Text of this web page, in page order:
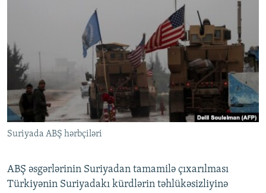
FOTOQALEREYA
İNFOQRAFIKA
KARIKATURA
OXU ZALI
AZƏRBAYCAN ƏDƏBIYYATI KITABXANASI
İSLAM VƏ DEMOKRATIYA
İZ - MƏDƏNIYYƏT PROQRAMI
HAQQIMIZDA
MISSIYAMIZ
PEŞƏ ETIKASI VƏ JURNALISTIKA STANDARTLARIMIZ
MATERIALLARIMIZDAN ISTIFADƏ
AZADLIQRADIOSU MOBIL TELEFONUNUZDA
XƏBƏR BÜLLETENLƏRIMIZ
BIZI IZLƏ
RFE/RL-in bütün saytları
Suriyada ABŞ hərbçiləri
ABŞ əsgərlərinin Suriyadan tamamilə çıxarılması
Türkiyənin Suriyadakı kürdlərin təhlükəsizliyinə